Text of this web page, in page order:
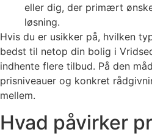
eller dig, der primært
løsning.
Hvis du er usikker på, hvilken
bedst til netop din bolig i
indhente flere tilbud. På den
prisniveauer og konkret
mellem.
Hvad påvirker